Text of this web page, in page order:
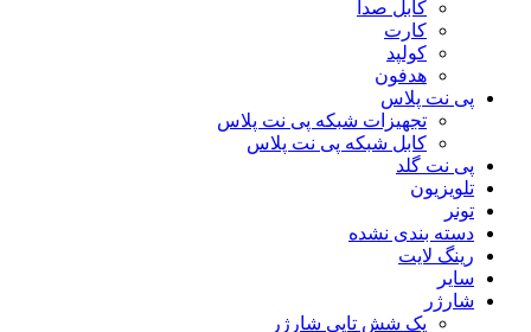
کابل صدا
کارت
کولپد
هدفون
پی نت پلاس
تجهیزات شبکه پی نت پلاس
کابل شبکه پی نت پلاس
پی نت گلد
تلویزیون
تونر
دسته بندی نشده
رینگ لایت
سایر
شارژر
پک شش تایی شارژر